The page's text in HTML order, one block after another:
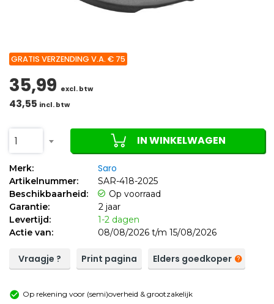
GRATIS VERZENDING V.A. € 75
35,99 excl. btw
43,55 incl. btw
1 IN WINKELWAGEN
Merk: Saro
Artikelnummer:
SAR-418-2025
Beschikbaarheid:
Op voorraad
Garantie:
2 jaar
Levertijd:
1-2 dagen
Actie van:
08/08/2026 t/m 15/08/2026
Vraagje ? Print pagina Elders goedkoper
Op rekening voor (semi)overheid & grootzakelijk